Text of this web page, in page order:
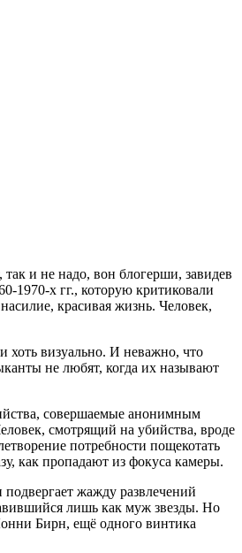
и не надо, вон блогерши, завидев
1970-х гг., которую критиковали
красивая жизнь. Человек,
хоть визуально. И неважно, что
не любят, когда их называют
совершаемые анонимным
смотрящий на убийства, вроде
потребности пощекотать
как пропадают из фокуса камеры.
жажду развлечений
лишь как муж звезды. Но
Бирн, ещё одного винтика